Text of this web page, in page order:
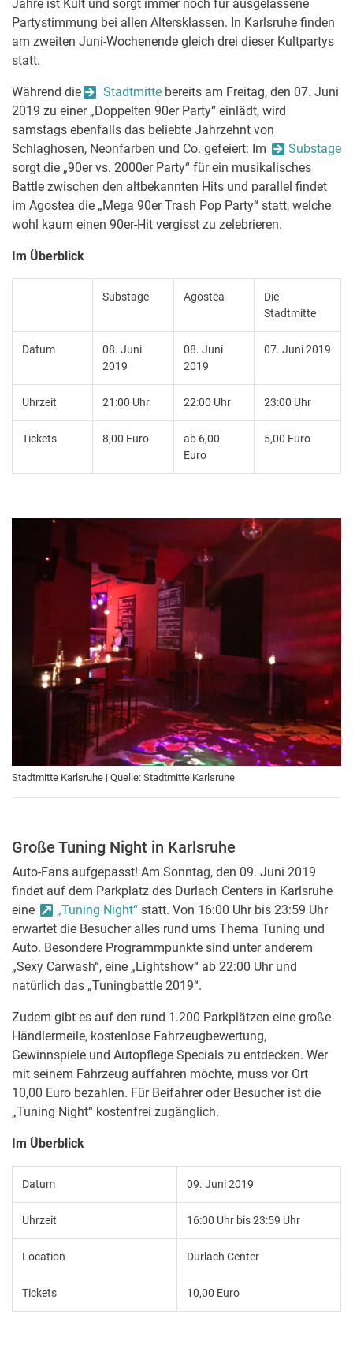
Jahre ist Kult und sorgt immer noch für ausgelassene
Partystimmung bei allen Altersklassen. In Karlsruhe finden
am zweiten Juni-Wochenende gleich drei dieser Kultpartys
statt.
Während die Stadtmitte bereits am Freitag, den 07. Juni
2019 zu einer „Doppelten 90er Party“ einlädt, wird
samstags ebenfalls das beliebte Jahrzehnt von
Schlaghosen, Neonfarben und Co. gefeiert: Im
Substage
sorgt die „90er vs. 2000er Party“ für ein musikalisches
Battle zwischen den altbekannten Hits und parallel findet
im Agostea die „Mega 90er Trash Pop Party“ statt, welche
wohl kaum einen 90er-Hit vergisst zu zelebrieren.
Im Überblick
Substage Agostea
Die
Stadtmitte
Datum
08. Juni
2019
08. Juni
2019
07. Juni 2019
Uhrzeit 21:00 Uhr 22:00 Uhr 23:00 Uhr
Tickets 8,00 Euro
ab 6,00
Euro
5,00 Euro
Stadtmitte Karlsruhe | Quelle: Stadtmitte Karlsruhe
Große Tuning Night in Karlsruhe
Auto-Fans aufgepasst! Am Sonntag, den 09. Juni 2019
findet auf dem Parkplatz des Durlach Centers in Karlsruhe
eine
„Tuning Night“ statt. Von 16:00 Uhr bis 23:59 Uhr
erwartet die Besucher alles rund ums Thema Tuning und
Auto. Besondere Programmpunkte sind unter anderem
„Sexy Carwash“, eine „Lightshow“ ab 22:00 Uhr und
natürlich das „Tuningbattle 2019“.
Zudem gibt es auf den rund 1.200 Parkplätzen eine große
Händlermeile, kostenlose Fahrzeugbewertung,
Gewinnspiele und Autopflege Specials zu entdecken. Wer
mit seinem Fahrzeug auffahren möchte, muss vor Ort
10,00 Euro bezahlen. Für Beifahrer oder Besucher ist die
„Tuning Night“ kostenfrei zugänglich.
Im Überblick
Datum 09. Juni 2019
Uhrzeit 16:00 Uhr bis 23:59 Uhr
Location Durlach Center
Tickets 10,00 Euro